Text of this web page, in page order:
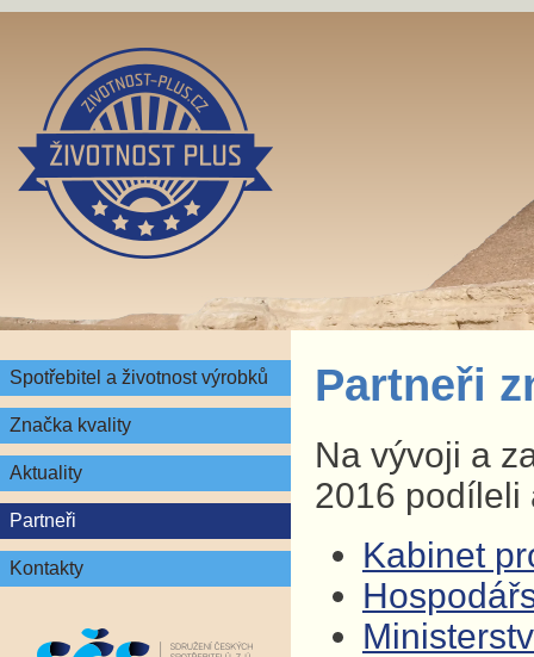
Spotřebitel a životnost výrobků
Značka kvality
Aktuality
Partneři
Kontakty
Partneři
Na vývoji a
2016 podíleli
Kabinet